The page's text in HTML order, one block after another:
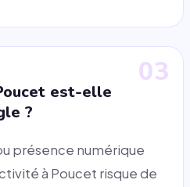
03
est-elle
?
présence numérique
à Poucet risque de